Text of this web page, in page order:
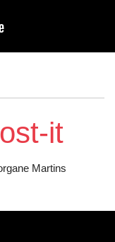
it
Martins